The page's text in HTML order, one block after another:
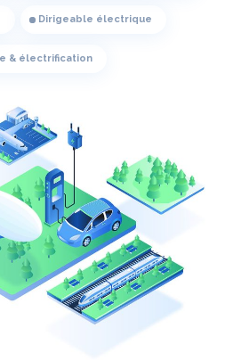
Dirigeable électrique
& électrification